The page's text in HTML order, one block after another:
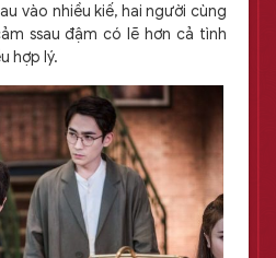
vào nhiều kiế, hai người cùng
ssau đậm có lẽ hơn cả tình
hợp lý.